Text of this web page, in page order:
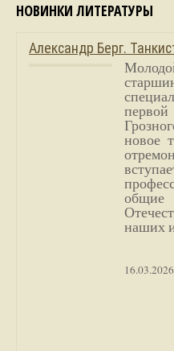
НОВИНКИ ЛИТЕРАТУРЫ
Александр Берг.
новое
наших
16.03.2026